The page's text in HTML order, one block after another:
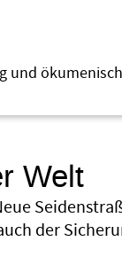
und
Welt
der